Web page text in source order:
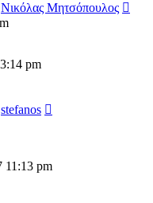
Νικόλας Μητσόπουλος
pm
stefanos
11:13 pm